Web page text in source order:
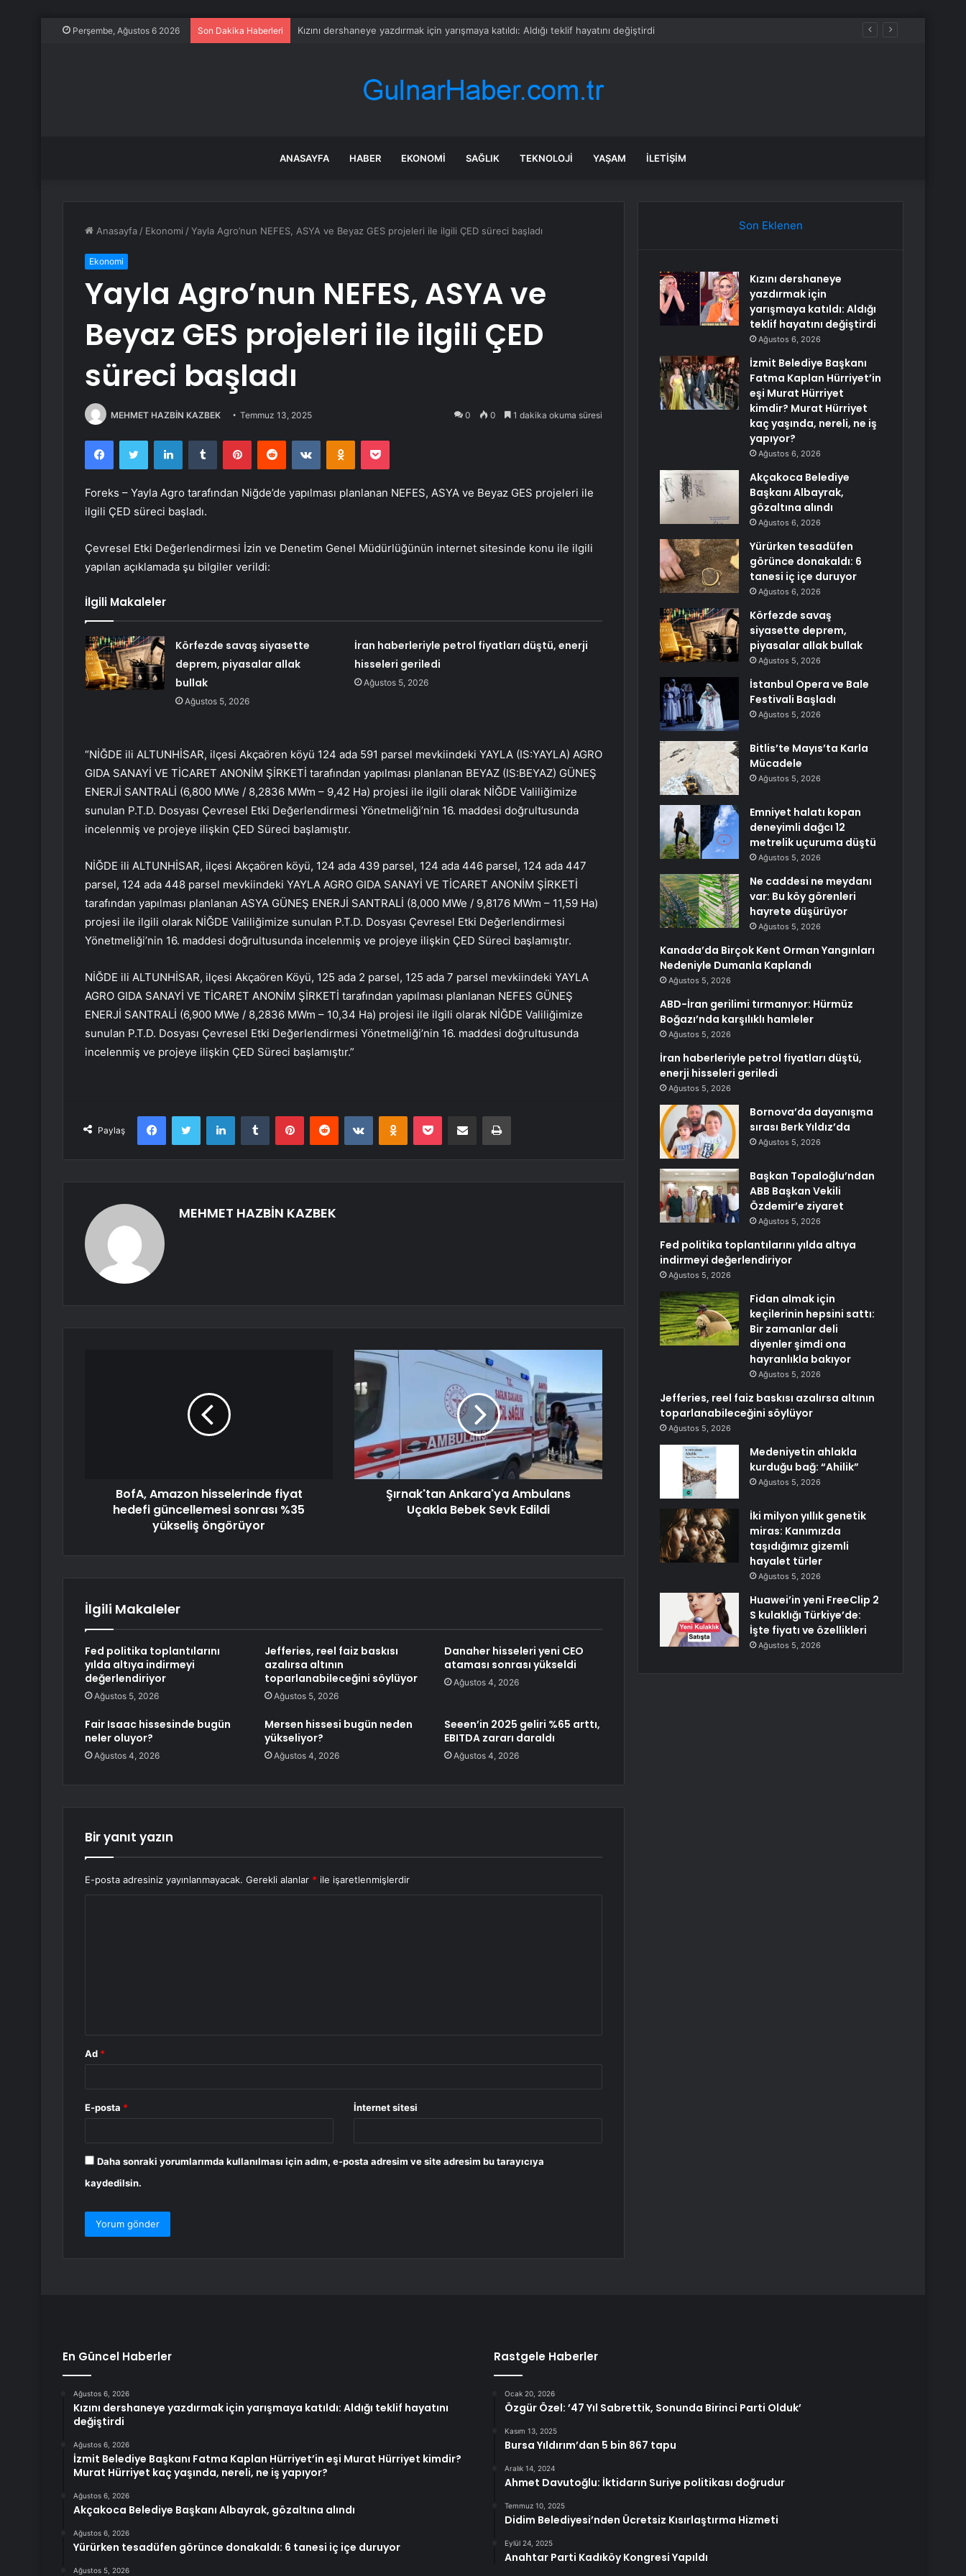
Perşembe, Ağustos 6 2026 Son Dakika Haberleri İzmit Belediye Başkanı Fatma Kaplan Hürriyet’in eşi Murat Hürriyet kimdir? Murat Hürriyet kaç yaşında, nereli, ne iş yapıyor?
ANASAYFA HABER EKONOMI SAĞLIK TEKNOLOJI YAŞAM İLETIŞIM
Anasayfa / Ekonomi /Yayla Agro’nun NEFES, ASYA ve Beyaz GES projeleri ile ilgili ÇED süreci başladı
Ekonomi
Yayla Agro’nun NEFES, ASYA ve
Beyaz GES projeleri ile ilgili ÇED
süreci başladı
MEHMET HAZBİN KAZBEK Temmuz 13, 2025 0 0 1 dakika okuma süresi
FacebookTwitter LinkedInTumblr PinterestReddit VKontakteOdnoklassniki
Pocket
Foreks – Yayla Agro tarafından Niğde’de yapılması planlanan NEFES, ASYA ve Beyaz GES projeleri ile
ilgili ÇED süreci başladı.
Çevresel Etki Değerlendirmesi İzin ve Denetim Genel Müdürlüğünün internet sitesinde konu ile ilgili
yapılan açıklamada şu bilgiler verildi:
İlgili Makaleler
Körfezde savaş siyasette
deprem, piyasalar allak
bullak
Ağustos 5, 2026
İran haberleriyle petrol fiyatları düştü, enerji
hisseleri geriledi
Ağustos 5, 2026
“NİĞDE ili ALTUNHİSAR, ilçesi Akçaören köyü 124 ada 591 parsel mevkiindeki YAYLA (IS:YAYLA) AGRO
GIDA SANAYİ VE TİCARET ANONİM ŞİRKETİ tarafından yapılması planlanan BEYAZ (IS:BEYAZ) GÜNEŞ
ENERJİ SANTRALİ (6,800 MWe / 8,2836 MWm – 9,42 Ha) projesi ile ilgili olarak NİĞDE Valiliğimize
sunulan P.T.D. Dosyası Çevresel Etki Değerlendirmesi Yönetmeliği’nin 16. maddesi doğrultusunda
incelenmiş ve projeye ilişkin ÇED Süreci başlamıştır.
NİĞDE ili ALTUNHİSAR, ilçesi Akçaören köyü, 124 ada 439 parsel, 124 ada 446 parsel, 124 ada 447
parsel, 124 ada 448 parsel mevkiindeki YAYLA AGRO GIDA SANAYİ VE TİCARET ANONİM ŞİRKETİ
tarafından yapılması planlanan ASYA GÜNEŞ ENERJİ SANTRALİ (8,000 MWe / 9,8176 MWm – 11,59 Ha)
projesi ile ilgili olarak NİĞDE Valiliğimize sunulan P.T.D. Dosyası Çevresel Etki Değerlendirmesi
Yönetmeliği’nin 16. maddesi doğrultusunda incelenmiş ve projeye ilişkin ÇED Süreci başlamıştır.
NİĞDE ili ALTUNHİSAR, ilçesi Akçaören Köyü, 125 ada 2 parsel, 125 ada 7 parsel mevkiindeki YAYLA
AGRO GIDA SANAYİ VE TİCARET ANONİM ŞİRKETİ tarafından yapılması planlanan NEFES GÜNEŞ
ENERJİ SANTRALİ (6,900 MWe / 8,2836 MWm – 10,34 Ha) projesi ile ilgili olarak NİĞDE Valiliğimize
sunulan P.T.D. Dosyası Çevresel Etki Değerlendirmesi Yönetmeliği’nin 16. maddesi doğrultusunda
incelenmiş ve projeye ilişkin ÇED Süreci başlamıştır.”
Paylaş
FacebookTwitter LinkedInTumblr PinterestReddit VKontakteOdnoklassniki
Pocket E-Posta ile paylaş Yazdır
MEHMET HAZBİN KAZBEK
BofA, Amazon hisselerinde fiyat
hedefi güncellemesi sonrası %35
yükseliş öngörüyor
Şırnak'tan Ankara'ya Ambulans
Uçakla Bebek Sevk Edildi
İlgili Makaleler
Fed politika toplantılarını
yılda altıya indirmeyi
değerlendiriyor
Ağustos 5, 2026
Jefferies, reel faiz baskısı
azalırsa altının
toparlanabileceğini söylüyor
Ağustos 5, 2026
Danaher hisseleri yeni CEO
ataması sonrası yükseldi
Ağustos 4, 2026
Fair Isaac hissesinde bugün
neler oluyor?
Ağustos 4, 2026
Mersen hissesi bugün neden
yükseliyor?
Ağustos 4, 2026
Seeen’in 2025 geliri %65 arttı,
EBITDA zararı daraldı
Ağustos 4, 2026
Bir yanıt yazın
E-posta adresiniz yayınlanmayacak. Gerekli alanlar * ile işaretlenmişlerdir
Ad *
E-posta * İnternet sitesi
Daha sonraki yorumlarımda kullanılması için adım, e-posta adresim ve site adresim bu tarayıcıya
kaydedilsin.
Son Eklenen
Kızını dershaneye
yazdırmak için
yarışmaya katıldı: Aldığı
teklif hayatını değiştirdi
Ağustos 6, 2026
İzmit Belediye Başkanı
Fatma Kaplan Hürriyet’in
eşi Murat Hürriyet
kimdir? Murat Hürriyet
kaç yaşında, nereli, ne iş
yapıyor?
Ağustos 6, 2026
Akçakoca Belediye
Başkanı Albayrak,
gözaltına alındı
Ağustos 6, 2026
Yürürken tesadüfen
görünce donakaldı: 6
tanesi iç içe duruyor
Ağustos 6, 2026
Körfezde savaş
siyasette deprem,
piyasalar allak bullak
Ağustos 5, 2026
İstanbul Opera ve Bale
Festivali Başladı
Ağustos 5, 2026
Bitlis’te Mayıs’ta Karla
Mücadele
Ağustos 5, 2026
Emniyet halatı kopan
deneyimli dağcı 12
metrelik uçuruma düştü
Ağustos 5, 2026
Ne caddesi ne meydanı
var: Bu köy görenleri
hayrete düşürüyor
Ağustos 5, 2026
Kanada’da Birçok Kent Orman Yangınları
Nedeniyle Dumanla Kaplandı
Ağustos 5, 2026
ABD-İran gerilimi tırmanıyor: Hürmüz
Boğazı’nda karşılıklı hamleler
Ağustos 5, 2026
İran haberleriyle petrol fiyatları düştü,
enerji hisseleri geriledi
Ağustos 5, 2026
Bornova’da dayanışma
sırası Berk Yıldız’da
Ağustos 5, 2026
Başkan Topaloğlu’ndan
ABB Başkan Vekili
Özdemir’e ziyaret
Ağustos 5, 2026
Fed politika toplantılarını yılda altıya
indirmeyi değerlendiriyor
Ağustos 5, 2026
Fidan almak için
keçilerinin hepsini sattı:
Bir zamanlar deli
diyenler şimdi ona
hayranlıkla bakıyor
Ağustos 5, 2026
Jefferies, reel faiz baskısı azalırsa altının
toparlanabileceğini söylüyor
Ağustos 5, 2026
Medeniyetin ahlakla
kurduğu bağ: “Ahilik”
Ağustos 5, 2026
İki milyon yıllık genetik
miras: Kanımızda
taşıdığımız gizemli
hayalet türler
Ağustos 5, 2026
Huawei’in yeni FreeClip 2
S kulaklığı Türkiye’de:
İşte fiyatı ve özellikleri
Ağustos 5, 2026
En Güncel Haberler
Ağustos 6, 2026
Kızını dershaneye yazdırmak için yarışmaya katıldı: Aldığı teklif hayatını
değiştirdi
Ağustos 6, 2026
İzmit Belediye Başkanı Fatma Kaplan Hürriyet’in eşi Murat Hürriyet kimdir?
Murat Hürriyet kaç yaşında, nereli, ne iş yapıyor?
Ağustos 6, 2026
Akçakoca Belediye Başkanı Albayrak, gözaltına alındı
Ağustos 6, 2026
Yürürken tesadüfen görünce donakaldı: 6 tanesi iç içe duruyor
Ağustos 5, 2026
Rastgele Haberler
Ocak 20, 2026
Özgür Özel: ’47 Yıl Sabrettik, Sonunda Birinci Parti Olduk’
Kasım 13, 2025
Bursa Yıldırım’dan 5 bin 867 tapu
Aralık 14, 2024
Ahmet Davutoğlu: İktidarın Suriye politikası doğrudur
Temmuz 10, 2025
Didim Belediyesi’nden Ücretsiz Kısırlaştırma Hizmeti
Eylül 24, 2025
Anahtar Parti Kadıköy Kongresi Yapıldı